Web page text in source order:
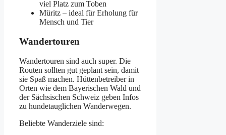
viel Platz zum Toben
Müritz – ideal für Erholung für
Mensch und Tier
Wandertouren
Wandertouren sind auch super. Die
Routen sollten gut geplant sein, damit
sie Spaß machen. Hüttenbetreiber in
Orten wie dem Bayerischen Wald und
der Sächsischen Schweiz geben Infos
zu hundetauglichen Wanderwegen.
Beliebte Wanderziele sind: